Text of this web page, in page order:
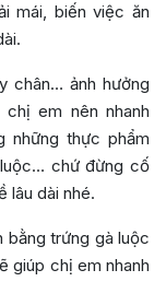
mái, biến việc ăn
chân… ảnh hưởng
em nên nhanh
những thực phẩm
luộc… chứ đừng cố
lâu dài nhé.
bằng trứng gà luộc
giúp chị em nhanh